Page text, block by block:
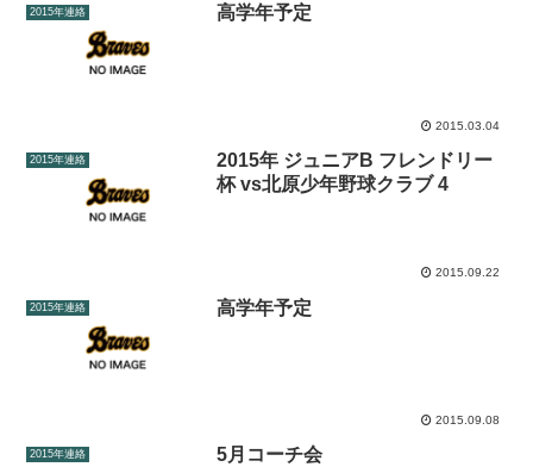
2015年連絡 高学年予定
2015.03.04
2015年連絡
2015年 ジュニアB フレンドリー
杯 vs北原少年野球クラブ 4
2015.09.22
2015年連絡 高学年予定
2015.09.08
2015年連絡 5月コーチ会